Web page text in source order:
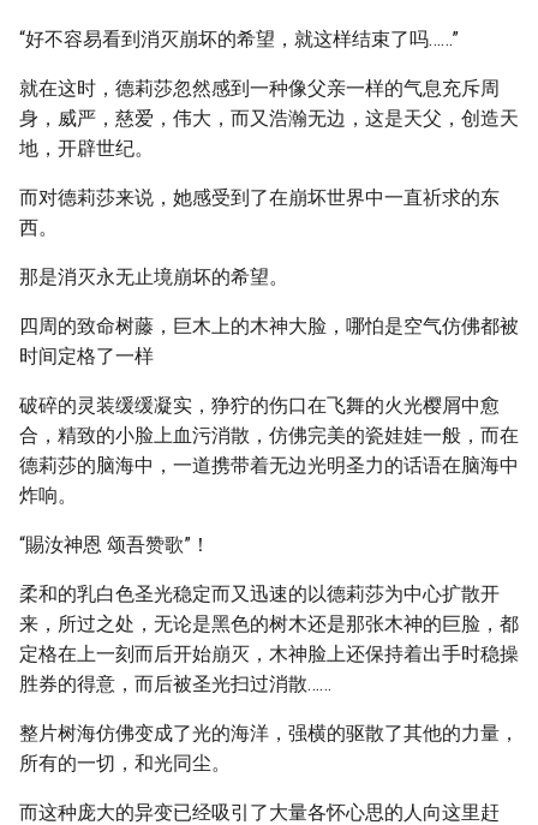
“好不容易看到消灭崩坏的希望，就这样结束了吗……”
就在这时，德莉莎忽然感到一种像父亲一样的气息充斥周
身，威严，慈爱，伟大，而又浩瀚无边，这是天父，创造天
地，开辟世纪。
而对德莉莎来说，她感受到了在崩坏世界中一直祈求的东
西。
那是消灭永无止境崩坏的希望。
四周的致命树藤，巨木上的木神大脸，哪怕是空气仿佛都被
时间定格了一样
破碎的灵装缓缓凝实，狰狞的伤口在飞舞的火光樱屑中愈
合，精致的小脸上血污消散，仿佛完美的瓷娃娃一般，而在
德莉莎的脑海中，一道携带着无边光明圣力的话语在脑海中
炸响。
“賜汝神恩 颂吾赞歌”！
柔和的乳白色圣光稳定而又迅速的以德莉莎为中心扩散开
来，所过之处，无论是黑色的树木还是那张木神的巨脸，都
定格在上一刻而后开始崩灭，木神脸上还保持着出手时稳操
胜券的得意，而后被圣光扫过消散……
整片树海仿佛变成了光的海洋，强横的驱散了其他的力量，
所有的一切，和光同尘。
而这种庞大的异变已经吸引了大量各怀心思的人向这里赶